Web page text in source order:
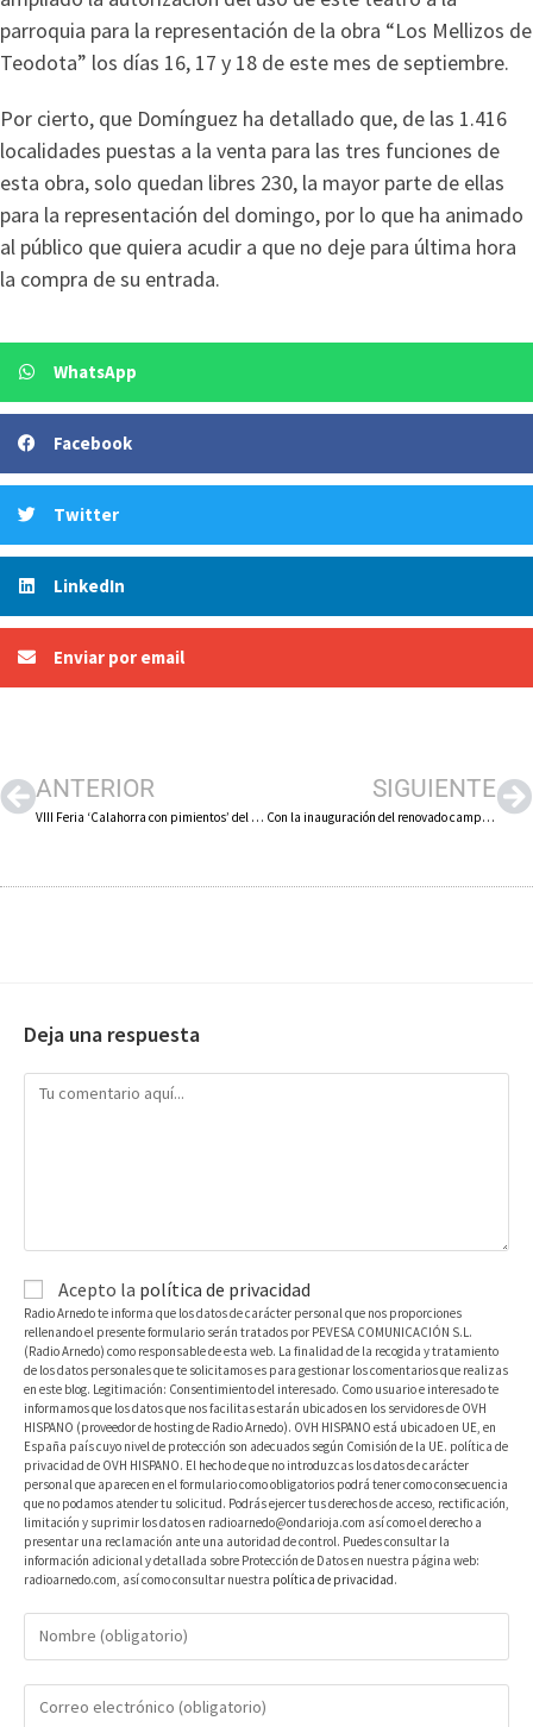
parroquia para la representación de la obra “Los Mellizos de
Teodota” los días 16, 17 y 18 de este mes de septiembre.
Por cierto, que Domínguez ha detallado que, de las 1.416
localidades puestas a la venta para las tres funciones de
esta obra, solo quedan libres 230, la mayor parte de ellas
para la representación del domingo, por lo que ha animado
al público que quiera acudir a que no deje para última hora
la compra de su entrada.
WhatsApp
Facebook
Twitter
LinkedIn
Enviar por email
ANTERIOR
VIII Feria ‘Calahorra con pimientos’ del 22 al 25 de septiembre
SIGUIENTE
Con la inauguración del renovado campo de fútbol anexo 11 se ha abierto el XXVI Torneo ‘Arnedo Cup. Ciudad del Calzado’
Deja una respuesta
Acepto la política de privacidad
Radio Arnedo te informa que los datos de carácter personal que nos proporciones
rellenando el presente formulario serán tratados por PEVESA COMUNICACIÓN S.L.
(Radio Arnedo) como responsable de esta web. La finalidad de la recogida y tratamiento
de los datos personales que te solicitamos es para gestionar los comentarios que realizas
en este blog. Legitimación: Consentimiento del interesado. Como usuario e interesado te
informamos que los datos que nos facilitas estarán ubicados en los servidores de OVH
HISPANO (proveedor de hosting de Radio Arnedo). OVH HISPANO está ubicado en UE, en
España país cuyo nivel de protección son adecuados según Comisión de la UE. política de
privacidad de OVH HISPANO. El hecho de que no introduzcas los datos de carácter
personal que aparecen en el formulario como obligatorios podrá tener como consecuencia
que no podamos atender tu solicitud. Podrás ejercer tus derechos de acceso, rectificación,
limitación y suprimir los datos en radioarnedo@ondarioja.com así como el derecho a
presentar una reclamación ante una autoridad de control. Puedes consultar la
información adicional y detallada sobre Protección de Datos en nuestra página web:
radioarnedo.com, así como consultar nuestra política de privacidad.